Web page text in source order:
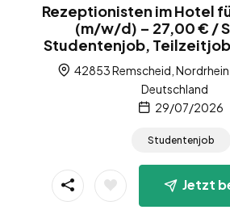
Rezeptionisten im Hotel
(m/w/d) – 27,00 € /
Studentenjob,
42853 Remscheid,
Deutschland
29/07/2026
Studentenjob
Jetzt